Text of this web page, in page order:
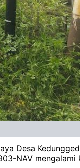
Desa
NAV